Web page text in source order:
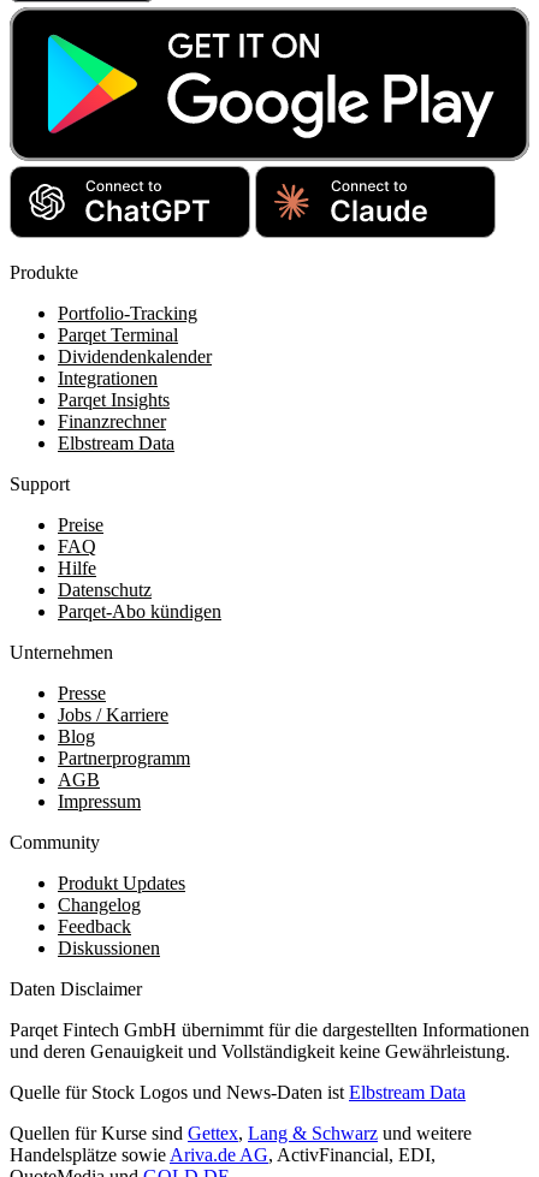
Produkte
Portfolio-Tracking
Parqet Terminal
Dividendenkalender
Integrationen
Parqet Insights
Finanzrechner
Elbstream Data
Support
Preise
FAQ
Hilfe
Datenschutz
Parqet-Abo kündigen
Unternehmen
Presse
Jobs / Karriere
Blog
Partnerprogramm
AGB
Impressum
Community
Produkt Updates
Changelog
Feedback
Diskussionen
Daten Disclaimer
Parqet Fintech GmbH übernimmt für die dargestellten Informationen
und deren Genauigkeit und Vollständigkeit keine Gewährleistung.
Quelle für Stock Logos und News-Daten ist Elbstream Data
Quellen für Kurse sind Gettex, Lang & Schwarz und weitere
Handelsplätze sowie Ariva.de AG, ActivFinancial, EDI,